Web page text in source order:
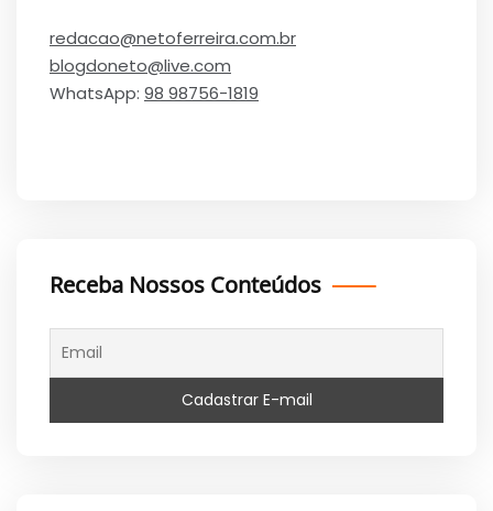
redacao@netoferreira.com.br
blogdoneto@live.com
WhatsApp: 98 98756-1819
Receba Nossos Conteúdos